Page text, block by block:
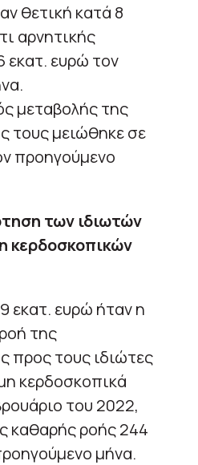
θετική κατά 8
αρνητικής
εκατ. ευρώ τον
μεταβολής της
τους μειώθηκε σε
προηγούμενο
των ιδιωτών
κερδοσκοπικών
εκατ. ευρώ ήταν η
της
προς τους ιδιώτες
κερδοσκοπικά
του 2022,
καθαρής ροής 244
μήνα.